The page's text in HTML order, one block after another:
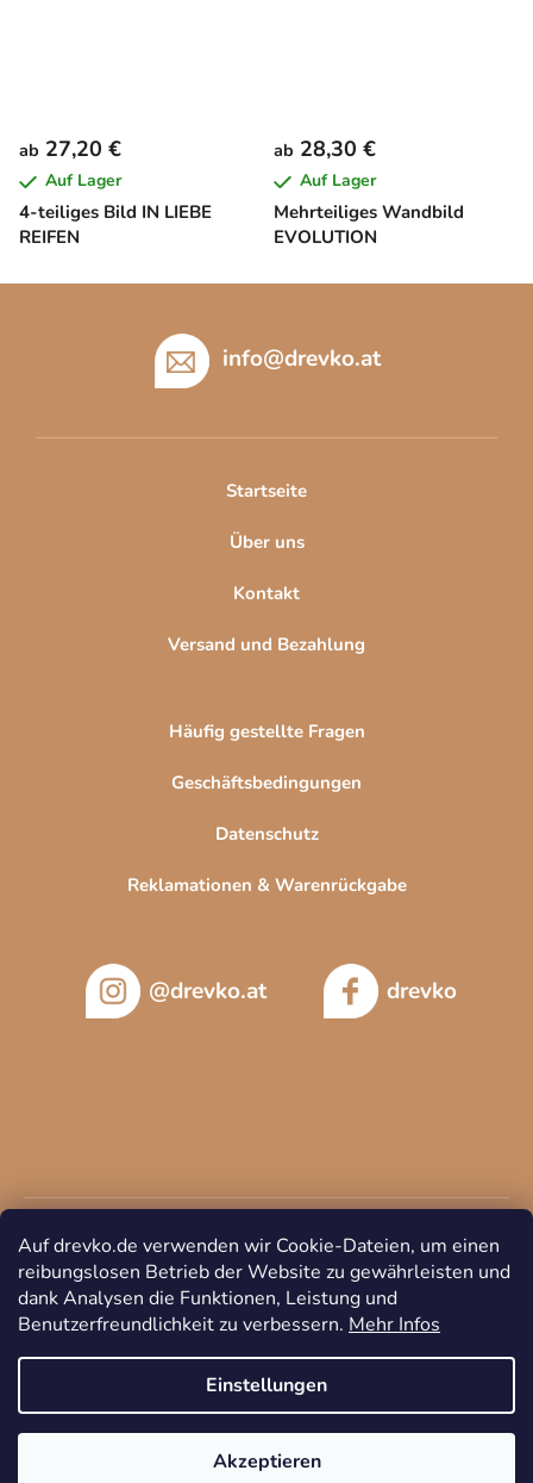
Auf drevko.de verwenden wir Cookie-Dateien, um einen
reibungslosen Betrieb der Website zu gewährleisten und
dank Analysen die Funktionen, Leistung und
Benutzerfreundlichkeit zu verbessern. Mehr Infos
Einstellungen
Akzeptieren
4-teiliges Bild IN LIEBE
REIFEN
ab 27,20 €
Auf Lager
Mehrteiliges Wandbild
EVOLUTION
ab 28,30 €
Auf Lager
info@drevko.at
Startseite
Über uns
Kontakt
Versand und Bezahlung
Häufig gestellte Fragen
Geschäftsbedingungen
Datenschutz
Reklamationen & Warenrückgabe
@drevko.at drevko
Erstellt von Shoptet
Copyright 2026DREVKO. Alle Rechte vorbehalten.